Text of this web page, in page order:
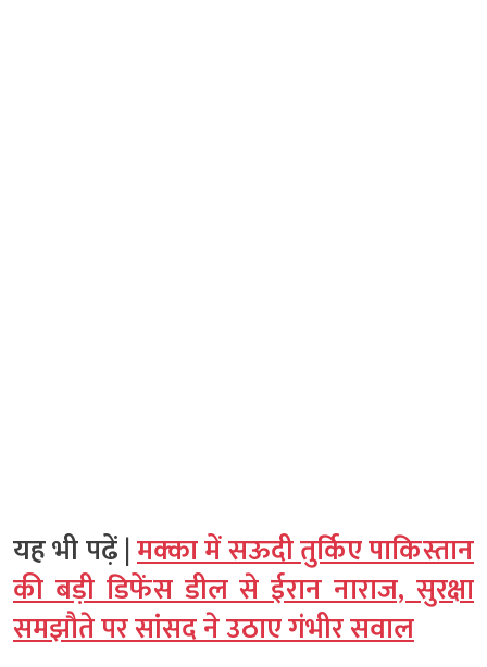
यह भी पढ़ें |मक्का में सऊदी तुर्किए पाकिस्तान
की बड़ी डिफेंस डील से ईरान नाराज, सुरक्षा
समझौते पर सांसद ने उठाए गंभीर सवाल